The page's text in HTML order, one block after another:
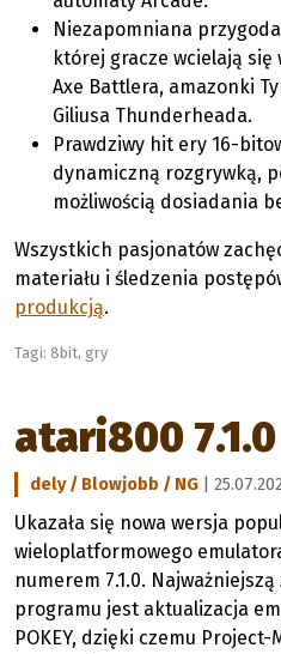
Niezapomniana
której gracze wcielają
Axe Battlera, amazonki
Giliusa Thunderheada.
Prawdziwy hit ery 16-
dynamiczną rozgrywką,
możliwością dosiadania
Wszystkich pasjonatów
materiału i śledzenia
produkcją.
Tagi: 8bit, gry
atari800 7.1.0
dely / Blowjobb / NG |
Ukazała się nowa wersja
wieloplatformowego
numerem 7.1.0.
programu jest aktualizacja
POKEY, dzięki czemu Project-